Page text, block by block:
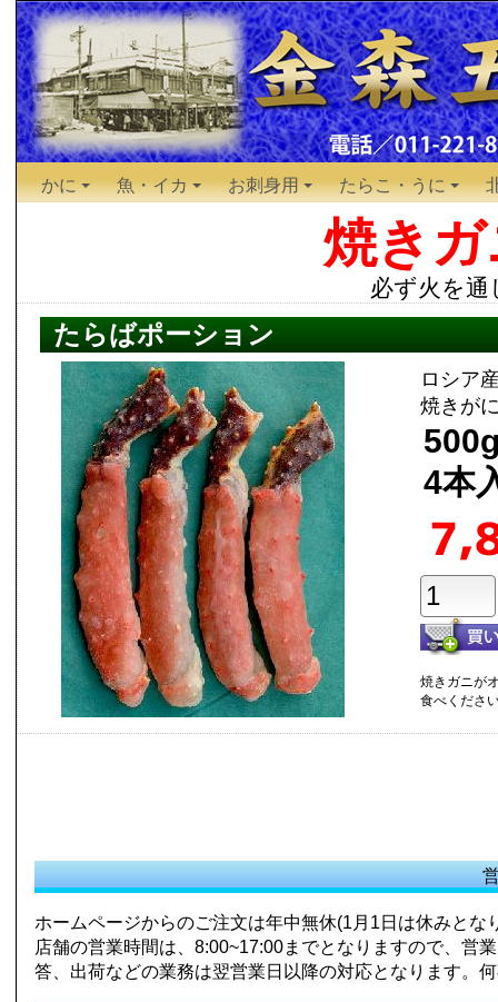
かに 魚・イカ お刺身用 たらこ・うに
焼き
必ず火を
たらばポーション
ロシア
焼きが
4本
焼きガニが
食べくださ
ホームページからのご注文は年中無休(1月1日は休みとな
店舗の営業時間は、8:00~17:00までとなりますので、営
答、出荷などの業務は翌営業日以降の対応となります。